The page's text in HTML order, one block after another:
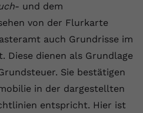
- und dem
von der Flurkarte
auch Grundrisse im
Diese dienen als Grundlage
Sie bestätigen
in der dargestellten
entspricht. Hier ist